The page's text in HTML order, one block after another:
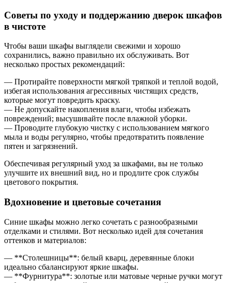
Советы по уходу и поддержанию дверок шкафов
в чистоте
Чтобы ваши шкафы выглядели свежими и хорошо
сохранились, важно правильно их обслуживать. Вот
несколько простых рекомендаций:
— Протирайте поверхности мягкой тряпкой и теплой водой,
избегая использования агрессивных чистящих средств,
которые могут повредить краску.
— Не допускайте накопления влаги, чтобы избежать
повреждений; высушивайте после влажной уборки.
— Проводите глубокую чистку с использованием мягкого
мыла и воды регулярно, чтобы предотвратить появление
пятен и загрязнений.
Обеспечивая регулярный уход за шкафами, вы не только
улучшите их внешний вид, но и продлите срок службы
цветового покрытия.
Вдохновение и цветовые сочетания
Синие шкафы можно легко сочетать с разнообразными
отделками и стилями. Вот несколько идей для сочетания
оттенков и материалов:
— **Столешницы**: белый кварц, деревянные блоки
идеально сбалансируют яркие шкафы.
— **Фурнитура**: золотые или матовые черные ручки могут